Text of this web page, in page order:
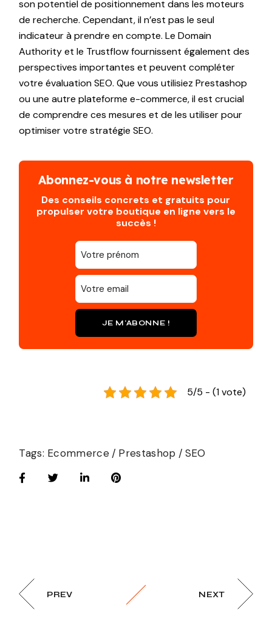
son potentiel de positionnement dans les moteurs
de recherche. Cependant, il n’est pas le seul
indicateur à prendre en compte. Le Domain
Authority et le Trustflow fournissent également des
perspectives importantes et peuvent compléter
votre évaluation SEO. Que vous utilisiez Prestashop
ou une autre plateforme e-commerce, il est crucial
de comprendre ces mesures et de les utiliser pour
optimiser votre stratégie SEO.
Abonnez-vous à notre newsletter
Des conseils concrets et gratuits pour
propulser votre boutique en ligne vers le
succès !
JE M'ABONNE !
5/5 - (1 vote)
Tags: Ecommerce Prestashop SEO
PREV NEXT